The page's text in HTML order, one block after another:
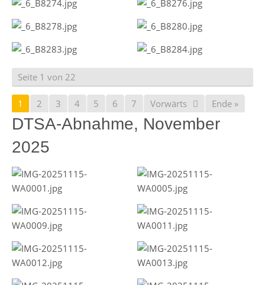
Seite 1 von 22
1 2 3 4 5 6 7 Vorwärts Ende »
DTSA-Abnahme, November
2025